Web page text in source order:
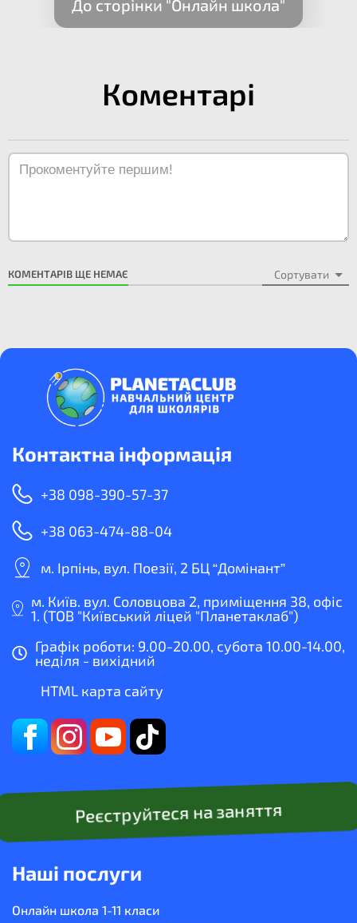
До сторінки "Онлайн школа"
Коментарі
КОМЕНТАРІВ ЩЕ НЕМАЄ Сортувати
Контактна інформація
+38 098-390-57-37
+38 063-474-88-04
м. Ірпінь, вул. Поезії, 2 БЦ “Домінант”
м. Київ. вул. Соловцова 2, приміщення 38, офіс
1. (ТОВ "Київський ліцей "Планетаклаб")
Графік роботи: 9.00-20.00, субота 10.00-14.00,
неділя - вихідний
HTML карта сайту
Реєструйтеся на заняття
Наші послуги
Онлайн школа 1-11 класи